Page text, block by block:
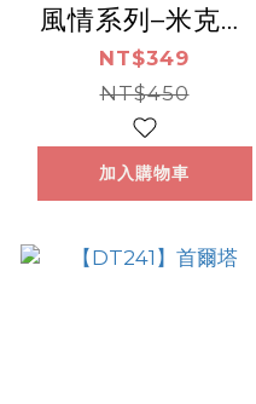
風情系列–米克諾
斯的海岸
NT$349
NT$450
加入購物車